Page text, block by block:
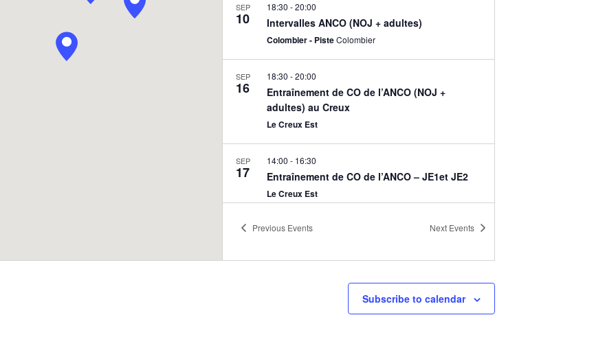
SEP
10
18:30-20:00
Intervalles ANCO (NOJ + adultes)
Colombier - PisteColombier
SEP
16
18:30-20:00
Entraînement de CO de l’ANCO (NOJ +
adultes) au Creux
Le Creux Est
SEP
17
14:00- 16:30
Entraînement de CO de l’ANCO – JE1et JE2
Le Creux Est
SEP 18:30-20:00
Colombier - PisteColombier
Previous Events Next Events
Subscribe to calendar